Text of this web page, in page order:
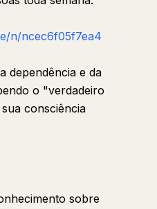
n/ncec6f05f7ea4
dependência e da
o "verdadeiro
consciência
sobre